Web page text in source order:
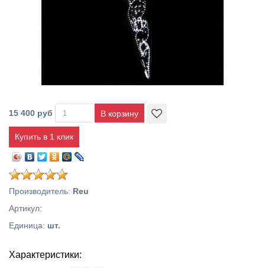
15 400 руб
Купить в 1 клик
Производитель: Reu
Артикул:
Единица: шт.
Характеристики: